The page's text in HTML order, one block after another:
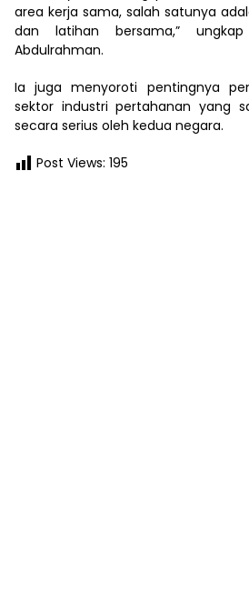
area kerja sama, salah satunya
dan latihan bersama,”
Abdulrahman.
Ia juga menyoroti pentingnya
sektor industri pertahanan yang
secara serius oleh kedua negara.
Post Views: 195